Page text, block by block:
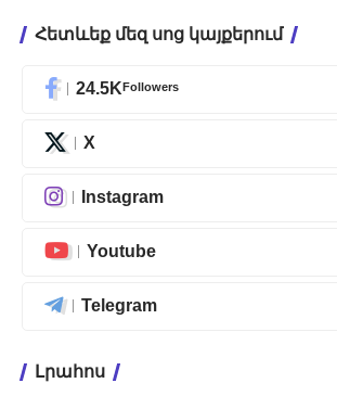
Հետևեք մեզ սոց կայքերում
24.5KFollowers
X
Instagram
Youtube
Telegram
Լրահոս